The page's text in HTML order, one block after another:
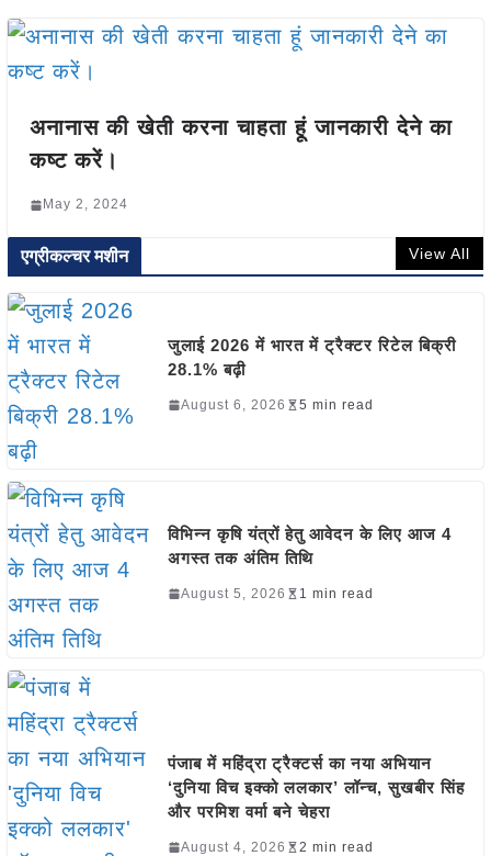
अनानास की खेती करना चाहता हूं जानकारी देने का
कष्ट करें।
May 2, 2024
एग्रीकल्चर मशीन View All
जुलाई 2026 में भारत में ट्रैक्टर रिटेल बिक्री
28.1% बढ़ी
August 6, 2026 5 min read
विभिन्न कृषि यंत्रों हेतु आवेदन के लिए आज 4
अगस्त तक अंतिम तिथि
August 5, 2026 1 min read
पंजाब में महिंद्रा ट्रैक्टर्स का नया अभियान
‘दुनिया विच इक्को ललकार’ लॉन्च, सुखबीर सिंह
और परमिश वर्मा बने चेहरा
August 4, 2026 2 min read